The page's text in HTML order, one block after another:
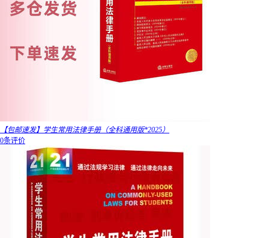
【包邮速发】学生常用法律手册（全科通用版*2025）
0条评价